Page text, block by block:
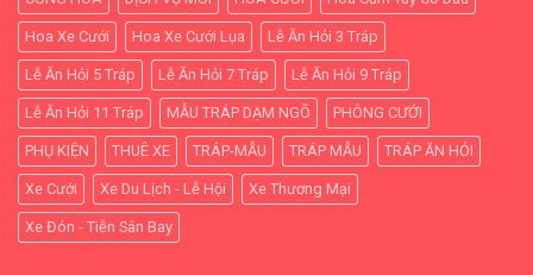
Hoa Xe Cưới Hoa Xe Cưới Lụa Lễ Ăn Hỏi 3 Tráp
Lễ Ăn Hỏi 5 Tráp Lễ Ăn Hỏi 7 Tráp Lễ Ăn Hỏi 9 Tráp
Lễ Ăn Hỏi 11 Tráp MẪU TRÁP DẠM NGÕ PHÔNG CƯỚI
PHỤ KIỆN THUÊ XE TRÁP-MẪU TRÁP MẪU TRÁP ĂN HỎI
Xe Cưới Xe Du Lịch - Lễ Hội Xe Thương Mại
Xe Đón - Tiễn Sân Bay